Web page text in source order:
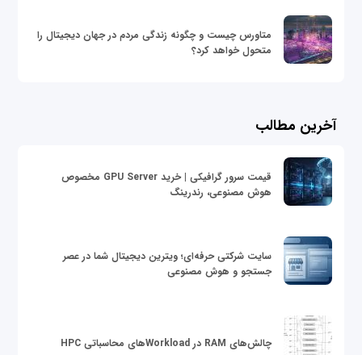
متاورس چیست و چگونه زندگی مردم در جهان دیجیتال را
متحول خواهد کرد؟
آخرین مطالب
قیمت سرور گرافیکی | خرید GPU Server مخصوص
هوش مصنوعی، رندرینگ
سایت شرکتی حرفه‌ای؛ ویترین دیجیتال شما در عصر
جستجو و هوش مصنوعی
چالش‌های RAM در Workloadهای محاسباتی HPC